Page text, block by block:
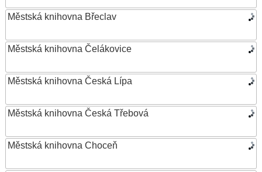
Městská knihovna Břeclav
Městská knihovna Čelákovice
Městská knihovna Česká Lípa
Městská knihovna Česká Třebová
Městská knihovna Choceň